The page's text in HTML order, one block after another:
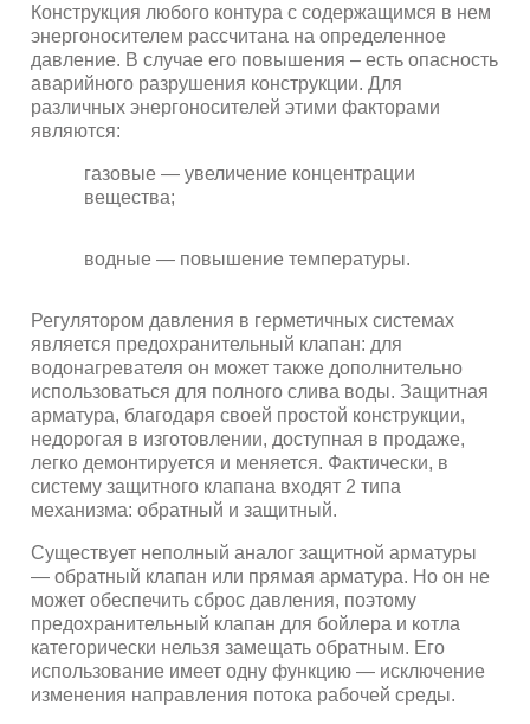
Конструкция любого контура с содержащимся в нем
энергоносителем рассчитана на определенное
давление. В случае его повышения – есть опасность
аварийного разрушения конструкции. Для
различных энергоносителей этими факторами
являются:
газовые — увеличение концентрации
вещества;
водные — повышение температуры.
Регулятором давления в герметичных системах
является предохранительный клапан: для
водонагревателя он может также дополнительно
использоваться для полного слива воды. Защитная
арматура, благодаря своей простой конструкции,
недорогая в изготовлении, доступная в продаже,
легко демонтируется и меняется. Фактически, в
систему защитного клапана входят 2 типа
механизма: обратный и защитный.
Существует неполный аналог защитной арматуры
— обратный клапан или прямая арматура. Но он не
может обеспечить сброс давления, поэтому
предохранительный клапан для бойлера и котла
категорически нельзя замещать обратным. Его
использование имеет одну функцию — исключение
изменения направления потока рабочей среды.